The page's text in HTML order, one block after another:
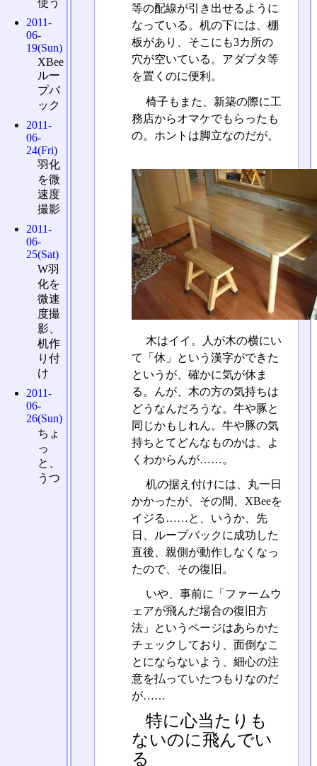
等の配線が引き出せるように
なっている。机の下には、棚
板があり、そこにも3カ所の
穴が空いている。アダプタ等
を置くのに便利。
椅子もまた、新築の際に工
務店からオマケでもらったも
の。ホントは脚立なのだが。
木はイイ。人が木の横にい
て「休」という漢字ができた
というが、確かに気が休ま
る。んが、木の方の気持ちは
どうなんだろうな。牛や豚と
同じかもしれん。牛や豚の気
持ちとてどんなものかは、よ
くわからんが……。
机の据え付けには、丸一日
かかったが、その間、XBeeを
イジる……と、いうか、先
日、ループバックに成功した
直後、親側が動作しなくなっ
たので、その復旧。
いや、事前に「ファームウ
ェアが飛んだ場合の復旧方
法」というページはあらかた
チェックしており、面倒なこ
とにならないよう、細心の注
意を払っていたつもりなのだ
が……
特に心当たりも
ないのに飛んでい
る
使う
2011-
06-
19(Sun)
XBee
ルー
プバ
ック
2011-
06-
24(Fri)
羽化
を微
速度
撮影
2011-
06-
25(Sat)
W羽
化を
微速
度撮
影、
机作
り付
け
2011-
06-
26(Sun)
ちょ
っ
と、
うつ